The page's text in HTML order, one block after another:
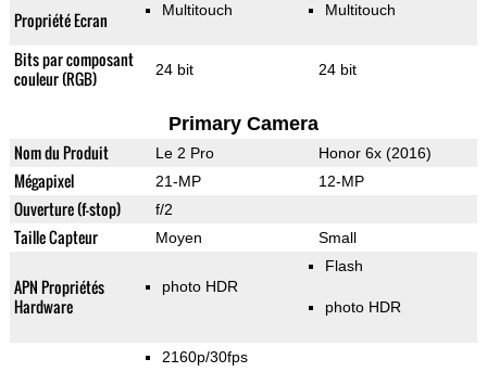
Propriété Ecran Multitouch Multitouch
Bits par composant
couleur (RGB)
24 bit 24 bit
Primary Camera
Nom du Produit Le 2 Pro Honor 6x (2016)
Mégapixel 21-MP 12-MP
Ouverture (f-stop) f/2
Taille Capteur Moyen Small
APN Propriétés
Hardware
photo HDR
Flash
photo HDR
2160p/30fps